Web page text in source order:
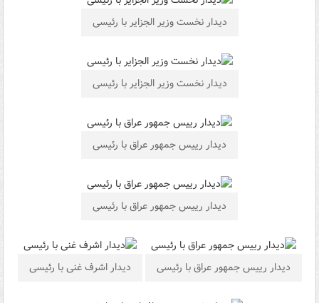
دیدار نخست وزیر الجزایر با رئیسی
دیدار نخست وزیر الجزایر با رئیسی
دیدار رییس جمهور عراق با رئیسی
دیدار رییس جمهور عراق با رئیسی
دیدار رییس جمهور عراق با رئیسی دیدار اشرف غنی با رئیسی